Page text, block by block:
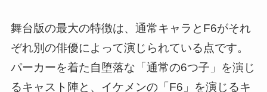
舞台版の最大の特徴は、通常キャラとF6がそれ
ぞれ別の俳優によって演じられている点です。
パーカーを着た自堕落な「通常の6つ子」を演じ
るキャスト陣と、イケメンの「F6」を演じるキ